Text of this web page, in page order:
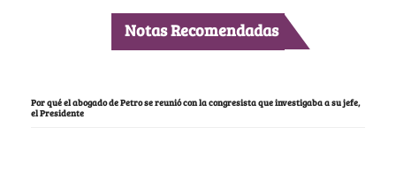
Notas Recomendadas
Por qué el abogado de Petro se reunió con la congresista que investigaba a su jefe,
el Presidente